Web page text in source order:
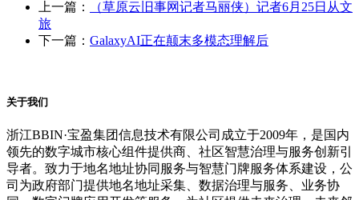
上一篇：
（草原云旧事网记者马丽侠）记者6月25日从文
旅
下一篇： GalaxyAI正在颠末多模态理解后
关于我们
浙江BBIN·宝盈集团信息技术有限公司成立于2009年，是国内
领先的数字城市核心组件提供商、社区智慧治理与服务创新引
导者。致力于地名地址协同服务与智慧门牌服务体系建设，公
司为政府部门提供地名地址采集、数据治理与服务、业务协